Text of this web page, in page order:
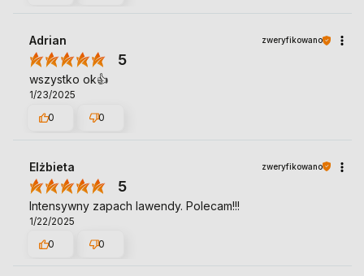
Adrian zweryfikowano
5
wszystko ok👍️
1/23/2025
0
0
Elżbieta zweryfikowano
5
Intensywny zapach lawendy. Polecam!!!
1/22/2025
0
0